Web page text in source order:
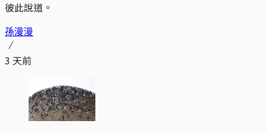
彼此說道。
孫漫漫
3 天前